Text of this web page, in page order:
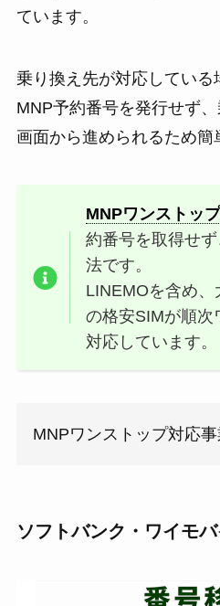
ています。
乗り換え先が対応してい
MNP予約番号を発行せず
画面から進められるため簡
MNPワンストッ
約番号を取得せ
法です。
LINEMOを含め、
の格安SIMが順次
対応しています。
MNPワンストップ対応
ソフトバンク・ワイモ